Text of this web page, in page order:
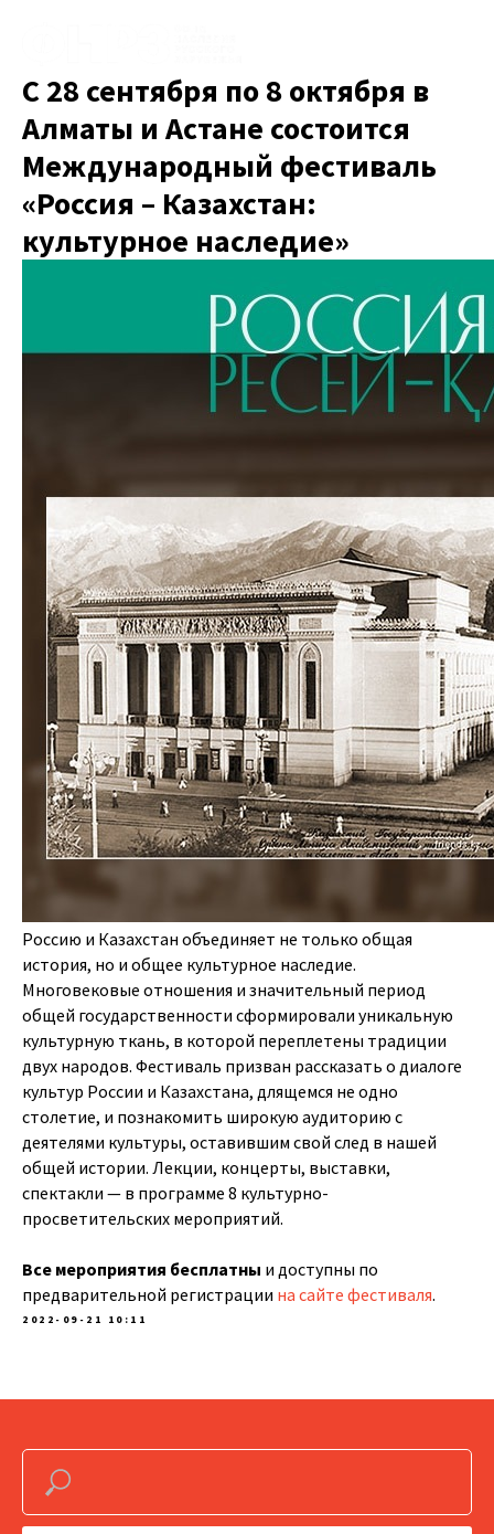
С 28 сентября по 8 октября в
Алматы и Астане состоится
Международный фестиваль
«Россия – Казахстан:
культурное наследие»
Россию и Казахстан объединяет не только общая
история, но и общее культурное наследие.
Многовековые отношения и значительный период
общей государственности сформировали уникальную
культурную ткань, в которой переплетены традиции
двух народов. Фестиваль призван рассказать о диалоге
культур России и Казахстана, длящемся не одно
столетие, и познакомить широкую аудиторию с
деятелями культуры, оставившим свой след в нашей
общей истории. Лекции, концерты, выставки,
спектакли — в программе 8 культурно-
просветительских мероприятий.
Все мероприятия бесплатны и доступны по
предварительной регистрации на сайте фестиваля.
2022-09-21 10:11